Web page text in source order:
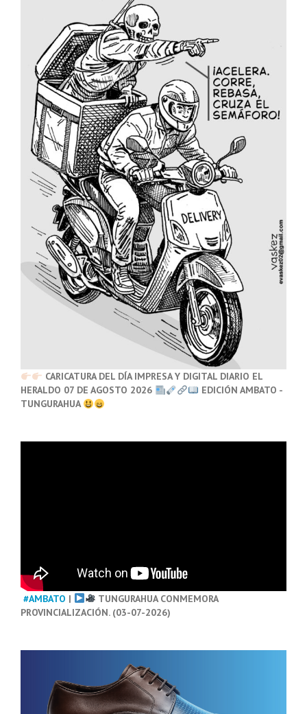
CARICATURA DEL DÍA IMPRESA Y DIGITAL DIARIO EL
HERALDO 07 DE AGOSTO 2026
EDICIÓN AMBATO -
TUNGURAHUA
#AMBATO |
TUNGURAHUA CONMEMORA
PROVINCIALIZACIÓN. (03-07-2026)